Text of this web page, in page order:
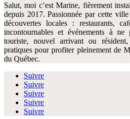
Salut, moi c’estMarine, fièrement
depuis 2017.Passionnéepar cette
découverteslocales : restaurants,
incontournablesetévénements à ne
touriste,nouvelarrivantou résident,
pratiquespourprofiter pleinement de
du Québec.
Suivre
Suivre
Suivre
Suivre
Suivre